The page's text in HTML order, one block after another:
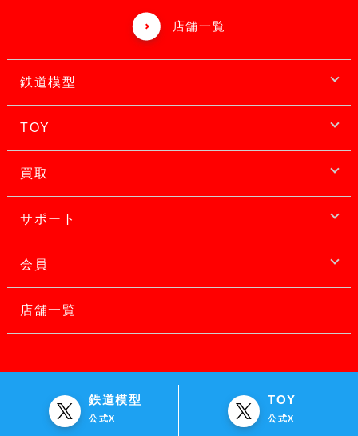
店舗一覧
鉄道模型
TOY
買取
サポート
会員
店舗一覧
鉄道模型
公式X
TOY
公式X